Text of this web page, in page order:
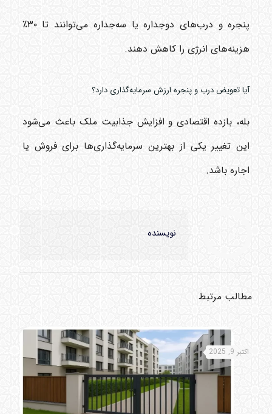
پنجره و درب‌های دوجداره یا سه‌جداره می‌توانند تا ۳۰٪
هزینه‌های انرژی را کاهش دهند.
آیا تعویض درب و پنجره ارزش سرمایه‌گذاری دارد؟
بله، بازده اقتصادی و افزایش جذابیت ملک باعث می‌شود
این تغییر یکی از بهترین سرمایه‌گذاری‌ها برای فروش یا
اجاره باشد.
نویسنده
مطالب مرتبط
اکتبر 9, 2025